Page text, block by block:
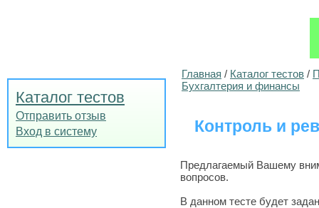
Каталог тестов
Отправить отзыв
Вход в систему
Главная / Каталог тестов /
Бухгалтерия и финансы
Контроль и
Предлагаемый Вашему
вопросов.
В данном тесте будет